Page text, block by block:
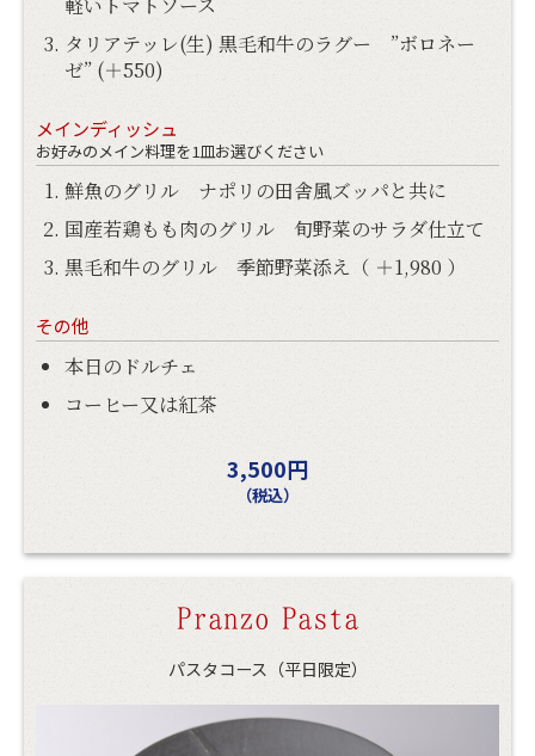
タリアテッレ(生) 黒毛和牛のラグー ”ボロネー
ゼ” (＋550)
メインディッシュ
お好みのメイン料理を1皿お選びください
鮮魚のグリル ナポリの田舎風ズッパと共に
国産若鶏もも肉のグリル 旬野菜のサラダ仕立て
黒毛和牛のグリル 季節野菜添え（ ＋1,980 ）
その他
本日のドルチェ
コーヒー又は紅茶
3,500円
（税込）
Pranzo Pasta
パスタコース（平日限定）